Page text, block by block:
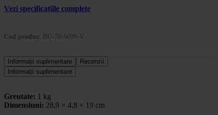
Vezi specificațiile complete
Cod produs: BU-70-W09-V
Informații suplimentare
Recenzii
Informații suplimentare
Greutate: 1 kg
Dimensiuni: 28,9 × 4,8 × 19 cm